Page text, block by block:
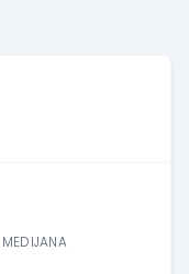
MEDIJANA